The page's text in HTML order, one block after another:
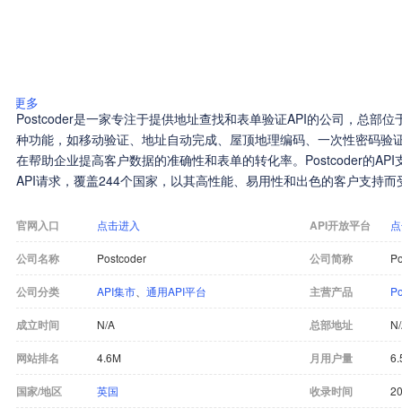
更多
Postcoder是一家专注于提供地址查找和表单验证API的公司，总部
种功能，如移动验证、地址自动完成、屋顶地理编码、一次性密码验
在帮助企业提高客户数据的准确性和表单的转化率。Postcoder的
API请求，覆盖244个国家，以其高性能、易用性和出色的客户支持而
官网入口 点击进入 API开放平台
公司名称 Postcoder 公司简称
公司分类 API集市 通用API平台 主营产品
成立时间 N/A 总部地址
网站排名 4.6M 月用户量
国家/地区 英国 收录时间